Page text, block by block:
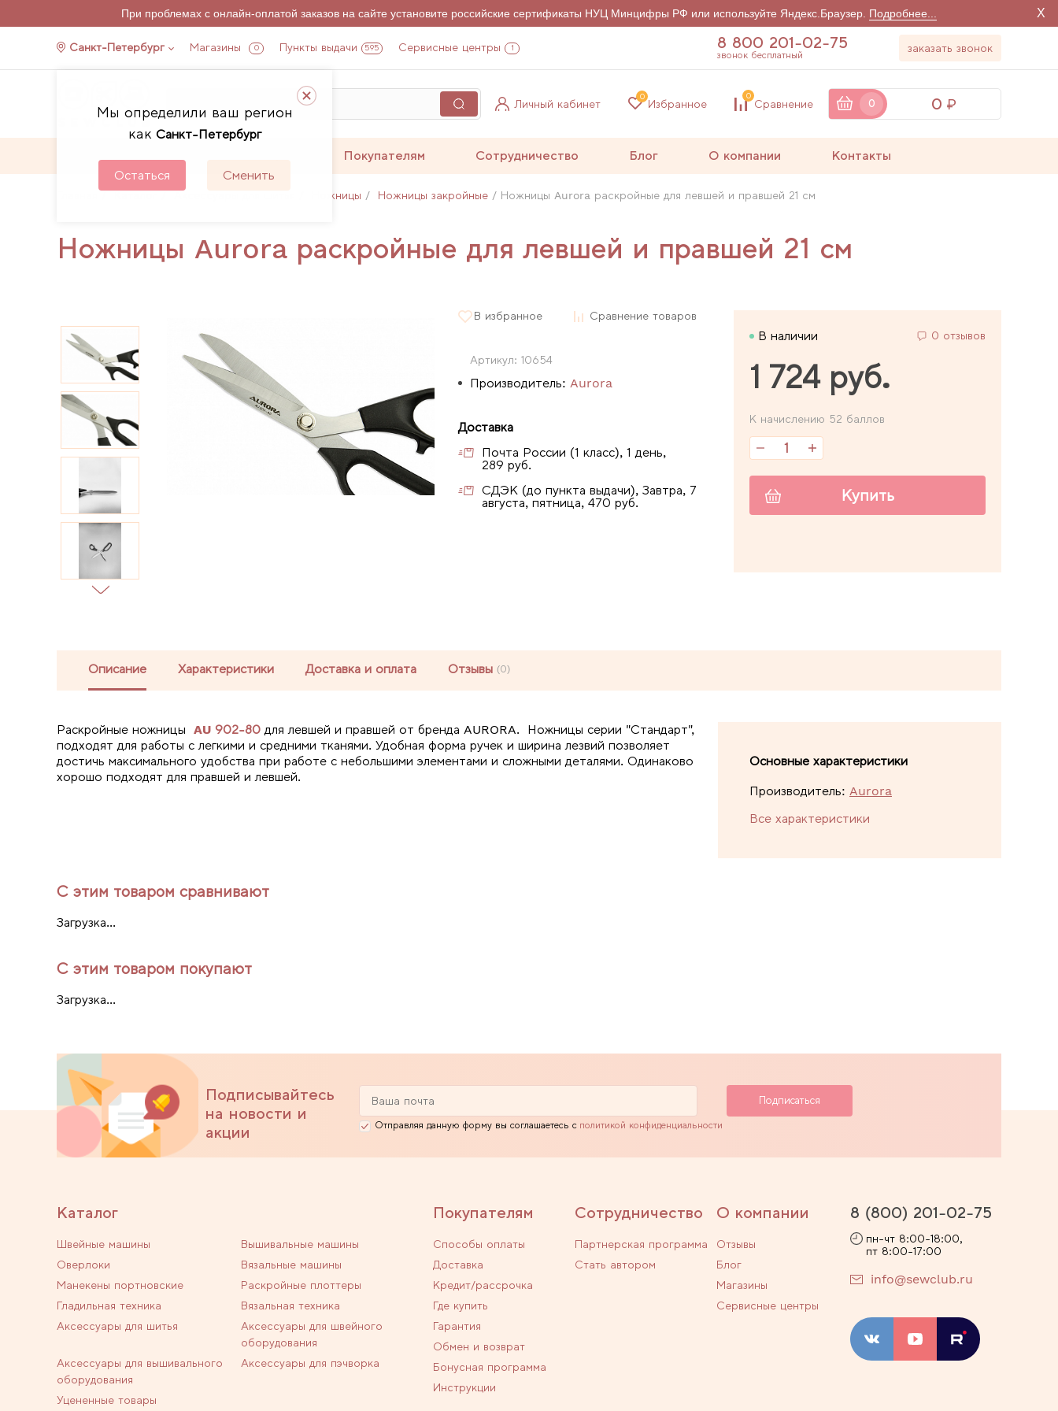
При проблемах с онлайн-оплатой заказов на сайте установите российские сертификаты НУЦ Минцифры РФ или используйте Яндекс.Браузер. Подробнее... X
Санкт-Петербург Магазины 0 Пункты выдачи 595 Сервисные центры 1
Мы определили ваш регион
как Санкт-Петербург
Остаться Сменить
8 800 201-02-75
звонок бесплатный
заказать звонок
Личный кабинет Избранное
0
Сравнение
0
0 0
Покупателям Сотрудничество Блог О компании Контакты
Каталог Аксессуары для шитья Ножницы Ножницы закройные Ножницы Aurora раскройные для левшей и правшей 21 см
Ножницы Aurora раскройные для левшей и правшей 21 см
В избранное Сравнение товаров
Артикул: 10654
Производитель: Aurora
Доставка
Почта России (1 класс), 1 день,
289 руб.
СДЭК (до пункта выдачи), Завтра, 7
августа, пятница, 470 руб.
В наличии 0 отзывов
1 724 руб.
К начислению 52 баллов
Купить
Описание Характеристики Доставка и оплата Отзывы (0)
Раскройные ножницы AU 902-80 для левшей и правшей от бренда AURORA. Ножницы серии "Стандарт",
подходят для работы с легкими и средними тканями. Удобная форма ручек и ширина лезвий позволяет
достичь максимального удобства при работе с небольшими элементами и сложными деталями. Одинаково
хорошо подходят для правшей и левшей.
Основные характеристики
Производитель: Aurora
Все характеристики
С этим товаром сравнивают
Загрузка...
С этим товаром покупают
Загрузка...
Подписывайтесь
на новости и
акции
Отправляя данную форму вы соглашаетесь с политикой конфиденциальности
Каталог
Швейные машины
Вышивальные машины
Оверлоки
Вязальные машины
Манекены портновские
Раскройные плоттеры
Гладильная техника
Вязальная техника
Аксессуары для шитья
Аксессуары для швейного
оборудования
Аксессуары для вышивального
оборудования
Аксессуары для пэчворка
Уцененные товары
Покупателям
Способы оплаты
Доставка
Кредит/рассрочка
Где купить
Гарантия
Обмен и возврат
Бонусная программа
Инструкции
Сотрудничество
Партнерская программа
Стать автором
О компании
Отзывы
Блог
Магазины
Сервисные центры
8 (800) 201-02-75
пн-чт 8:00-18:00,
пт 8:00-17:00
info@sewclub.ru